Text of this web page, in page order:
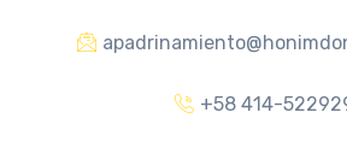
+58 414-